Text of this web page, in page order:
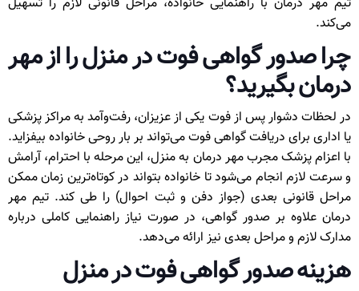
می‌کند.
چرا صدور گواهی فوت در منزل را از مهر
درمان بگیرید؟
در لحظات دشوار پس از فوت یکی از عزیزان، رفت‌وآمد به مراکز پزشکی
یا اداری برای دریافت گواهی فوت می‌تواند بر بار روحی خانواده بیفزاید.
با اعزام پزشک مجرب مهر درمان به منزل، این مرحله با احترام، آرامش
و سرعت لازم انجام می‌شود تا خانواده بتواند در کوتاه‌ترین زمان ممکن
مراحل قانونی بعدی (جواز دفن و ثبت احوال) را طی کند. تیم مهر
درمان علاوه بر صدور گواهی، در صورت نیاز راهنمایی کاملی درباره
مدارک لازم و مراحل بعدی نیز ارائه می‌دهد.
هزینه صدور گواهی فوت در منزل